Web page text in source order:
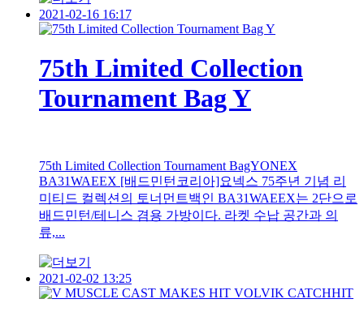
2021-02-16 16:17
75th Limited Collection
Tournament Bag Y
75th Limited Collection Tournament BagYONEX
BA31WAEEX [배드민턴코리아]요넥스 75주년 기념 리
미티드 컬렉션의 토너먼트백인 BA31WAEEX는 2단으로
배드민턴/테니스 겸용 가방이다. 라켓 수납 공간과 의
류,...
2021-02-02 13:25